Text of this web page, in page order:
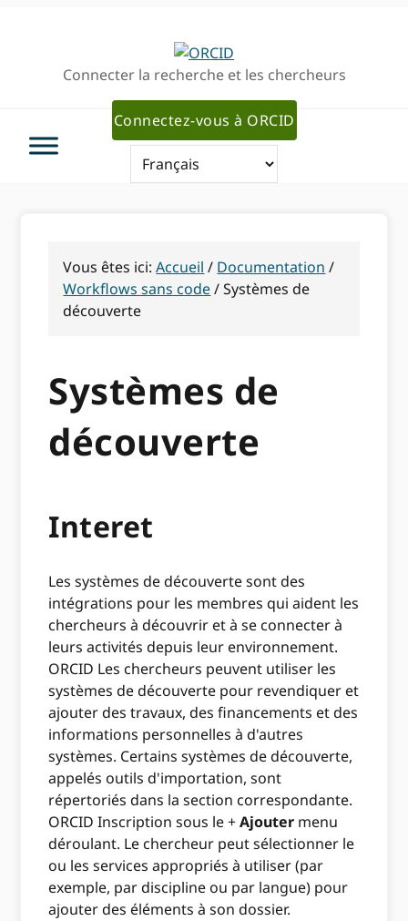
navigationConnecter la recherche et les chercheurs
Connectez-vous à ORCID
Vous êtes ici:Accueil / Documentation /
Workflows sans code/Systèmes de
découverte
Systèmes de
découverte
Interet
Les systèmes de découverte sont des
intégrations pour les membres qui aident les
chercheurs à découvrir et à se connecter à
leurs activités depuis leur environnement.
ORCID Les chercheurs peuvent utiliser les
systèmes de découverte pour revendiquer et
ajouter des travaux, des financements et des
informations personnelles à d'autres
systèmes. Certains systèmes de découverte,
appelés outils d'importation, sont
répertoriés dans la section correspondante.
ORCID Inscription sous le +Ajouter menu
déroulant. Le chercheur peut sélectionner le
ou les services appropriés à utiliser (par
exemple, par discipline ou par langue) pour
ajouter des éléments à son dossier.